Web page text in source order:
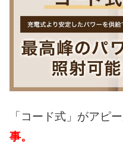
「コード式」がアピ
事。